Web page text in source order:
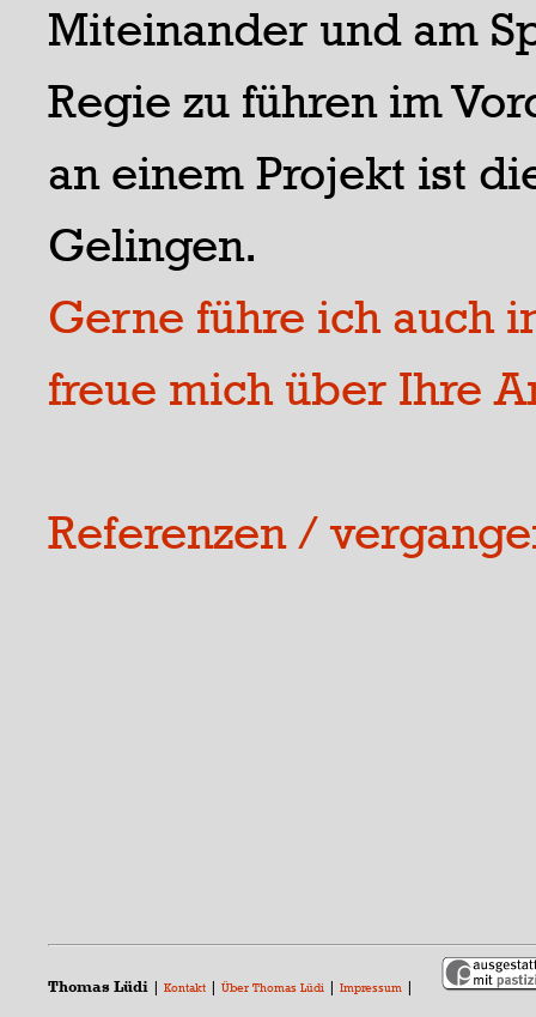
Miteinander und am
Regie zu führen im
an einem Projekt ist
Gelingen.
Gerne führe ich auch
freue mich über Ihre
Referenzen /
Thomas Lüdi | Kontakt | Über Thomas Lüdi | Impressum |